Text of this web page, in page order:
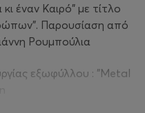
έναν Καιρό" με τίτλο
Παρουσίαση από
Ρουμπούλια
εξωφύλλου : "Metal